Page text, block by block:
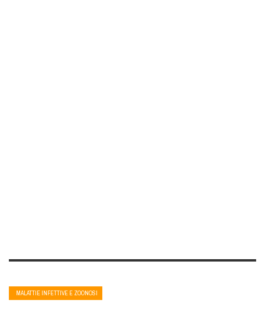
MALATTIE INFETTIVE E ZOONOSI